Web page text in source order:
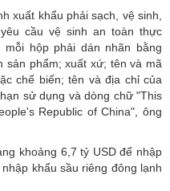
xuất khẩu phải sạch, vệ sinh,
cầu vệ sinh an toàn thực
hộp phải dán nhãn bằng
sản phẩm; xuất xứ; tên và mã
chế biến; tên và địa chỉ của
sử dụng và dòng chữ "This
Republic of China", ông
khoảng 6,7 tỷ USD để nhập
khẩu sầu riêng đông lạnh